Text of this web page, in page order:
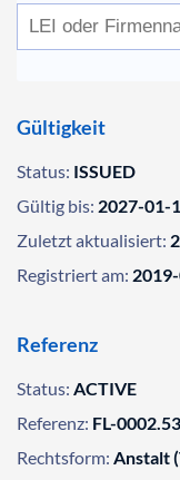
Gültigkeit
Status: ISSUED
Gültig bis: 2027-01-
Zuletzt aktualisiert:
Registriert am:
Referenz
Status: ACTIVE
Referenz: FL-
Rechtsform: Anstalt